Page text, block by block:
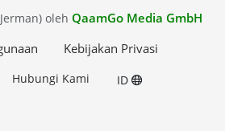
oleh QaamGo Media GmbH
Kebijakan Privasi
Hubungi Kami ID